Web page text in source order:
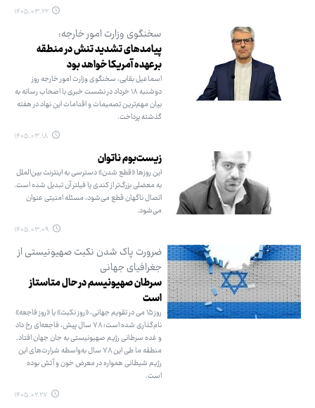
۱۴۰۵.۰۳.۲۲
سخنگوی وزارت امور خارجه:
پیامدهای تشدید تنش در منطقه
برعهده آمریکا خواهد بود
اسماعیل بقایی، سخنگوی وزارت امور خارجه روز
دوشنبه ۱۸ خرداد در نشست خبری با اصحاب رسانه به
بیان مهم‌ترین تصمیمات و اقدامات این نهاد در هفته
گذشته پرداخت.
۱۴۰۵.۰۳.۱۸
زیست‌بوم ناتوان
این روزها «قطع شدن» دسترسی به اینترنت بین‌الملل
به معضلی بزرگ‌تر از کندی یا فیلتر آن تبدیل شده است.
اتصال ناگهان قطع می‌شود، مسئله امنیتی عنوان
می‌شود.
۱۴۰۵.۰۳.۰۹
ضرورت پاک شدن نکبت صهیونیستی از
جغرافیای جهانی
سرطان صهیونیسم در حال متاستاز
است
روز ۱۵ می در تقویم جهانی، «روز نکبت» یا «روز فاجعه»
نام‌گذاری شده است؛ ۷۸ سال پیش، فاجعه‌ای رخ داد
و غده سرطانی رژیم صهیونیستی به جان جهان افتاد.
منطقه ما طی این ۷۸ سال به‌واسطه شرارت‌های این
رژیم شیطانی همواره در معرض خون و آتش بوده
است.
۱۴۰۵.۰۲.۲۷